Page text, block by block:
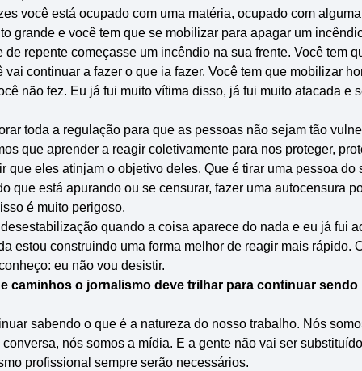
você está ocupado com uma matéria, ocupado com
grande e você tem que se mobilizar para apagar um
de repente começasse um incêndio na sua frente. Você tem
continuar a fazer o que ia fazer. Você tem que mobilizar
não fez. Eu já fui muito vítima disso, já fui muito atacada e
toda a regulação para que as pessoas não sejam tão
que aprender a reagir coletivamente para nos proteger,
que eles atinjam o objetivo deles. Que é tirar uma pessoa do
que está apurando ou se censurar, fazer uma autocensura
é muito perigoso.
quando a coisa aparece do nada e eu já fui
estou construindo uma forma melhor de reagir mais rápido.
eu não vou desistir.
caminhos o jornalismo deve trilhar para continuar sendo
sabendo o que é a natureza do nosso trabalho. Nós
nós somos a mídia. E a gente não vai ser
profissional sempre serão necessários.